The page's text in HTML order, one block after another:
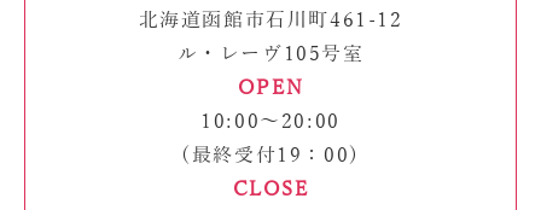
北海道函館市石川町461-12
ル・レーヴ105号室
OPEN
10:00～20:00
(最終受付19：00)
CLOSE